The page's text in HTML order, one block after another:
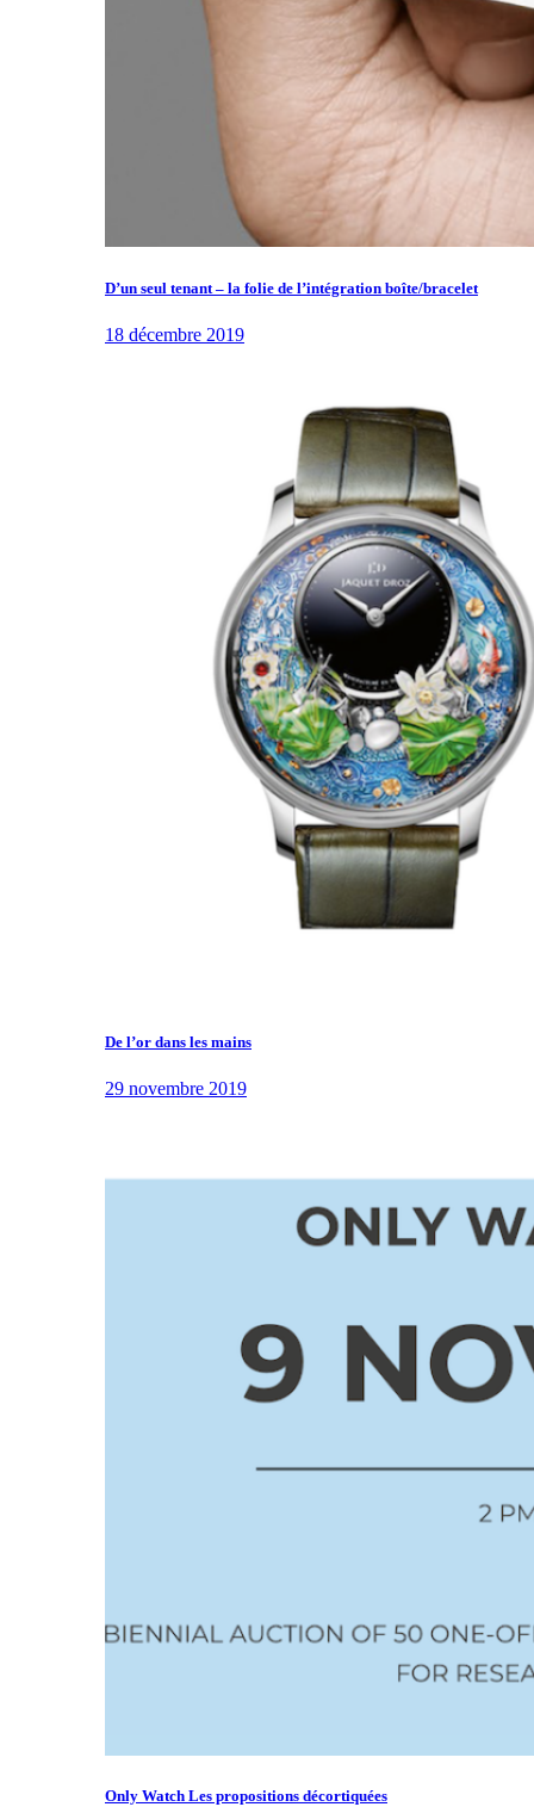
D’un seul tenant – la folie de l’intégration boîte/bracelet
18 décembre 2019
De l’or dans les mains
29 novembre 2019
Only Watch Les propositions décortiquées